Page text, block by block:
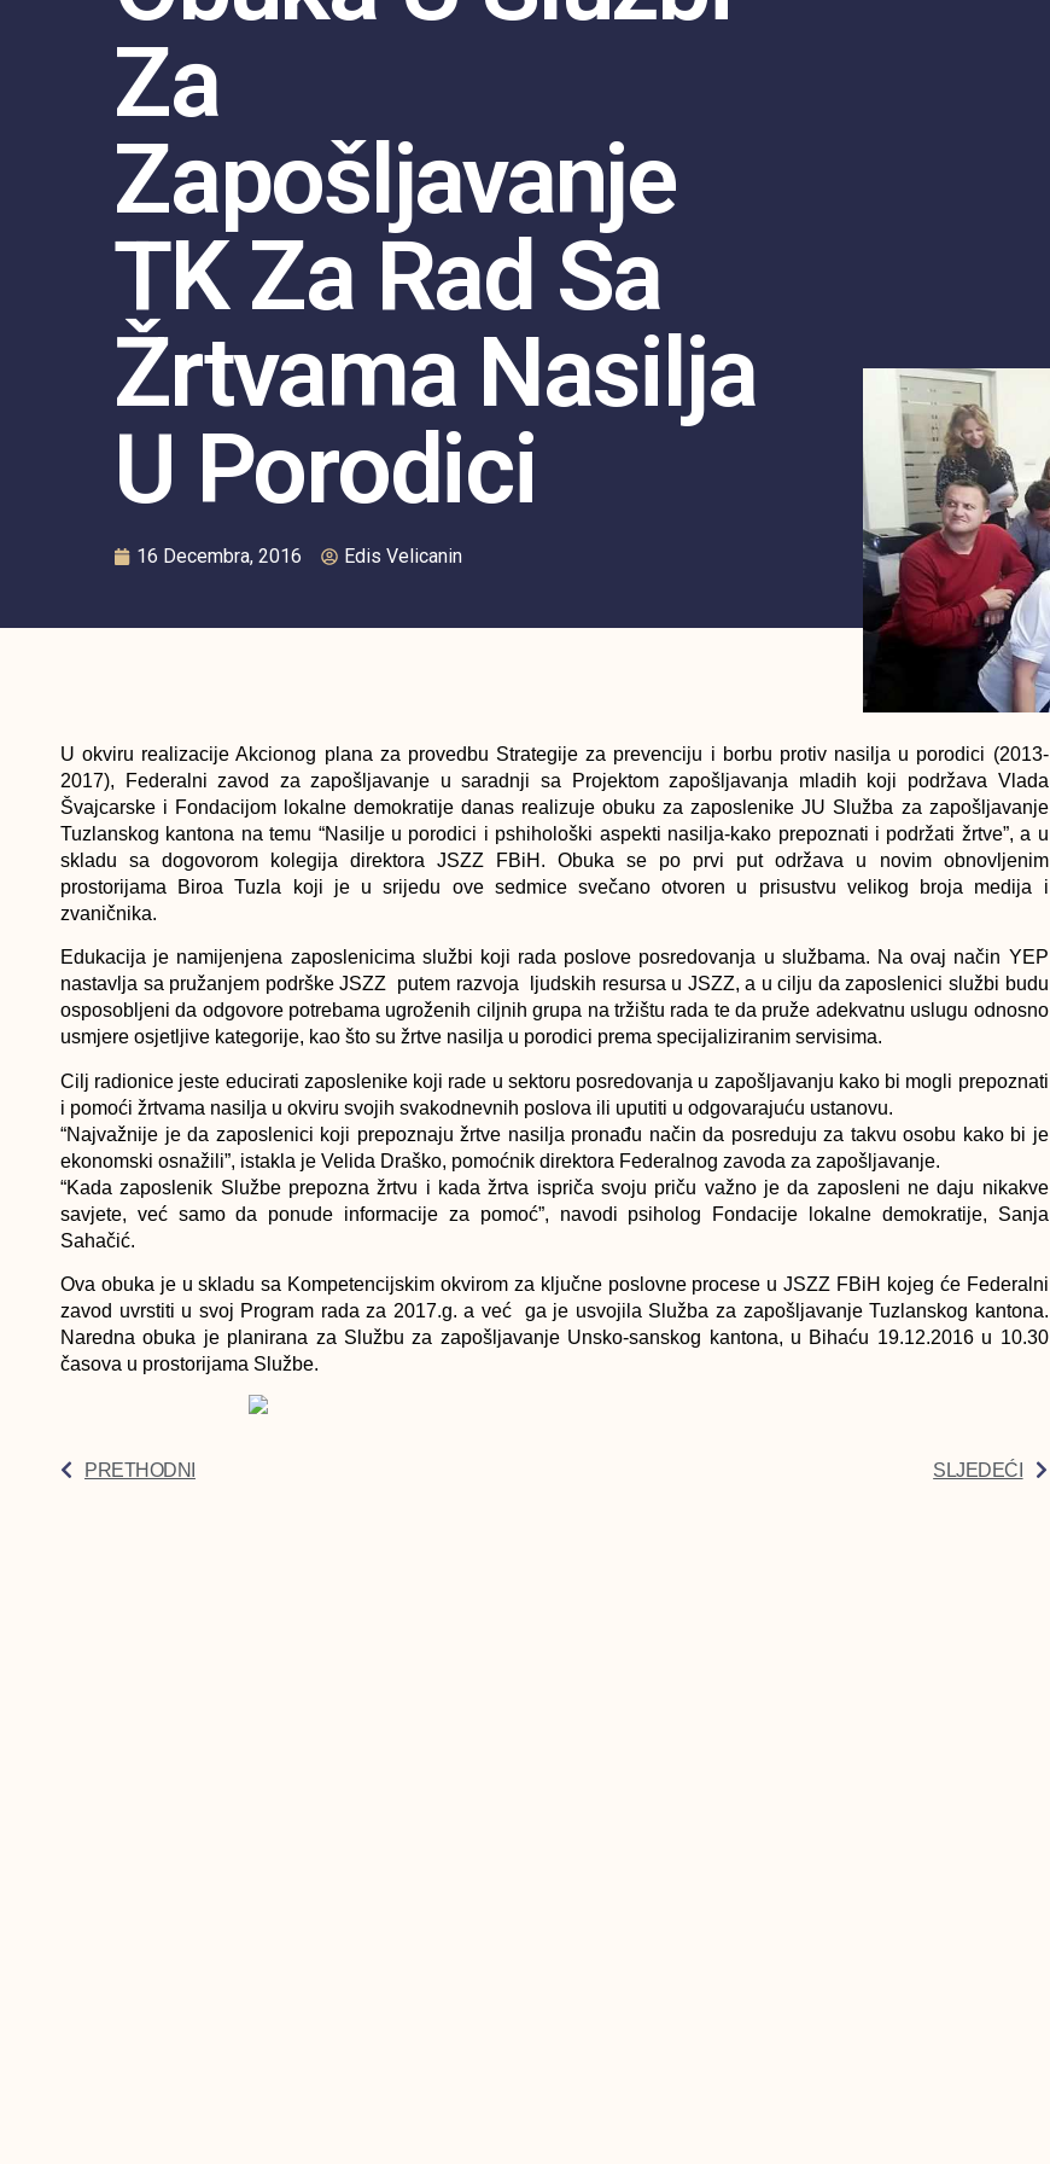
Za
Zapošljavanje
TK Za Rad Sa
Žrtvama Nasilja
U Porodici
16 Decembra, 2016 Edis Velicanin
U okviru realizacije Akcionog plana za provedbu Strategije za prevenciju i borbu protiv nasilja u porodici (2013-
2017), Federalni zavod za zapošljavanje u saradnji sa Projektom zapošljavanja mladih koji podržava Vlada
Švajcarske i Fondacijom lokalne demokratije danas realizuje obuku za zaposlenike JU Služba za zapošljavanje
Tuzlanskog kantona na temu “Nasilje u porodici i pshihološki aspekti nasilja-kako prepoznati i podržati žrtve”, a u
skladu sa dogovorom kolegija direktora JSZZ FBiH. Obuka se po prvi put održava u novim obnovljenim
prostorijama Biroa Tuzla koji je u srijedu ove sedmice svečano otvoren u prisustvu velikog broja medija i
zvaničnika.
Edukacija je namijenjena zaposlenicima službi koji rada poslove posredovanja u službama. Na ovaj način YEP
nastavlja sa pružanjem podrške JSZZ putem razvoja ljudskih resursa u JSZZ, a u cilju da zaposlenici službi budu
osposobljeni da odgovore potrebama ugroženih ciljnih grupa na tržištu rada te da pruže adekvatnu uslugu odnosno
usmjere osjetljive kategorije, kao što su žrtve nasilja u porodici prema specijaliziranim servisima.
Cilj radionice jeste educirati zaposlenike koji rade u sektoru posredovanja u zapošljavanju kako bi mogli prepoznati
i pomoći žrtvama nasilja u okviru svojih svakodnevnih poslova ili uputiti u odgovarajuću ustanovu.
“Najvažnije je da zaposlenici koji prepoznaju žrtve nasilja pronađu način da posreduju za takvu osobu kako bi je
ekonomski osnažili”, istakla je Velida Draško, pomoćnik direktora Federalnog zavoda za zapošljavanje.
“Kada zaposlenik Službe prepozna žrtvu i kada žrtva ispriča svoju priču važno je da zaposleni ne daju nikakve
savjete, već samo da ponude informacije za pomoć”, navodi psiholog Fondacije lokalne demokratije, Sanja
Sahačić.
Ova obuka je u skladu sa Kompetencijskim okvirom za ključne poslovne procese u JSZZ FBiH kojeg će Federalni
zavod uvrstiti u svoj Program rada za 2017.g. a već ga je usvojila Služba za zapošljavanje Tuzlanskog kantona.
Naredna obuka je planirana za Službu za zapošljavanje Unsko-sanskog kantona, u Bihaću 19.12.2016 u 10.30
časova u prostorijama Službe.
PRETHODNI SLJEDEĆI